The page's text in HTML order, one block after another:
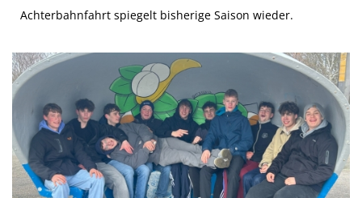
Achterbahnfahrt spiegelt bisherige Saison wieder.